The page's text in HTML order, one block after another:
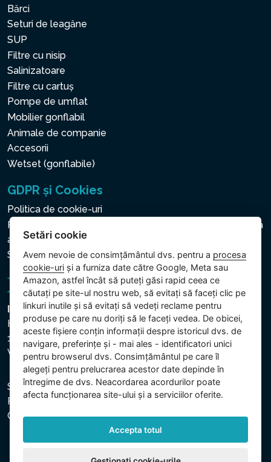
Bărci
Seturi de leagăne
SUP
Filtre cu nisip
Salinizatoare
Filtre cu cartuș
Pompe de umflat
Mobilier gonflabil
Animale de companie
Accesorii
Wetset (gonflabile)
GDPR și Cookies
Politica de cookie-uri
Politica privind protecția datelor cu caracter personal și a
altor date prelucrate
Setări cookie
Intex Trading, s.r.o.
Hradecká 2526/3
130 00 Praha 3
Vinohrady - Česká republika
Societatea este înregistrată la Tribunalul Municipal din
Praga, secția C, dosar 74759. CUI: 26150808, CIF:
CZ26150808.
Setări cookie
Avem nevoie de consimțământul dvs. pentru a procesa
cookie-uri și a furniza date către Google, Meta sau
Amazon, astfel încât să puteți găsi rapid ceea ce
căutați pe site-ul nostru web, să evitați să faceți clic pe
linkuri inutile și să evitați să vedeți reclame pentru
produse pe care nu doriți să le faceți vedea. De obicei,
aceste fișiere conțin informații despre istoricul dvs. de
navigare, preferințe și - mai ales - identificatori unici
pentru browserul dvs. Consimțământul pe care îl
alegeți pentru prelucrarea acestor date depinde în
întregime de dvs. Neacordarea acordurilor poate
afecta funcționarea site-ului și a serviciilor oferite.
Accepta totul